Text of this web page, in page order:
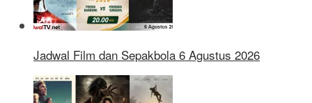
Jadwal Film dan Sepakbola 6 Agustus 2026